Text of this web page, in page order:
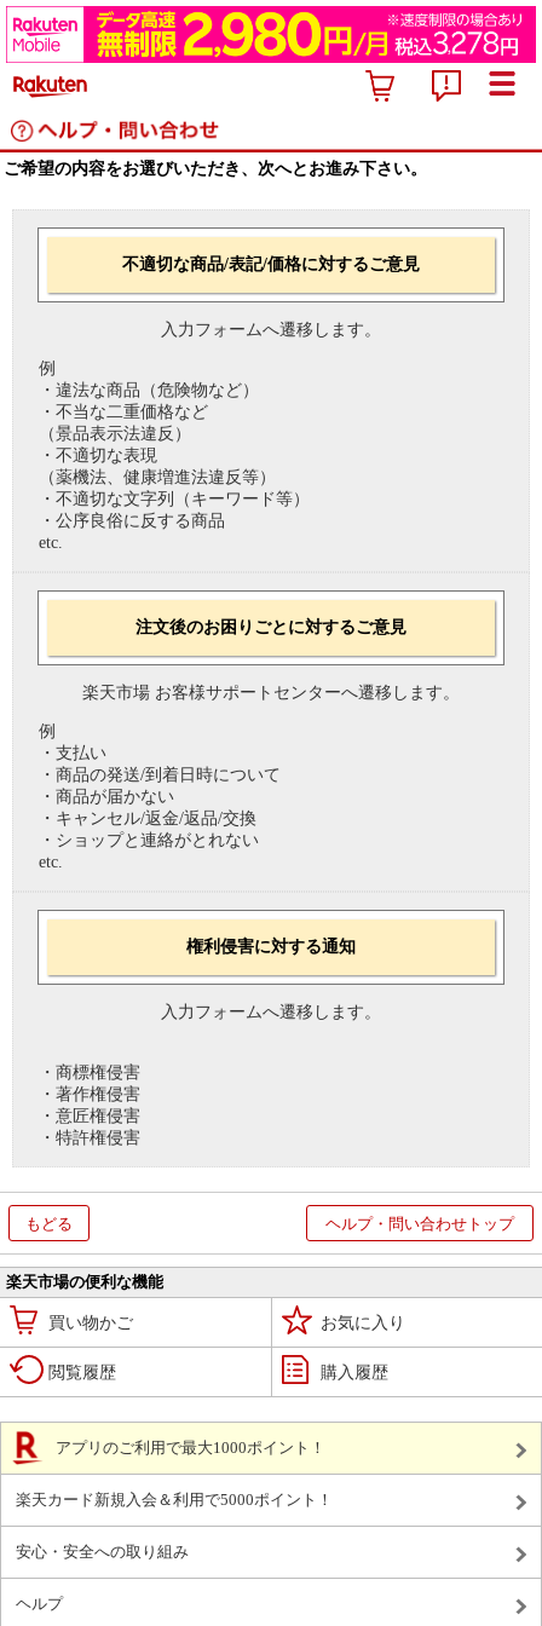
ご希望の内容をお選びいただき、次へとお進み下さい。
不適切な商品/表記/価格に対するご意見
入力フォームへ遷移します。
例
・違法な商品（危険物など）
・不当な二重価格など
（景品表示法違反）
・不適切な表現
（薬機法、健康増進法違反等）
・不適切な文字列（キーワード等）
・公序良俗に反する商品
etc.
注文後のお困りごとに対するご意見
楽天市場 お客様サポートセンターへ遷移します。
例
・支払い
・商品の発送/到着日時について
・商品が届かない
・キャンセル/返金/返品/交換
・ショップと連絡がとれない
etc.
権利侵害に対する通知
入力フォームへ遷移します。
・商標権侵害
・著作権侵害
・意匠権侵害
・特許権侵害
もどる ヘルプ・問い合わせトップ
楽天市場の便利な機能
買い物かご お気に入り
閲覧履歴 購入履歴
アプリのご利用で最大1000ポイント！
楽天カード新規入会＆利用で5000ポイント！
安心・安全への取り組み
ヘルプ